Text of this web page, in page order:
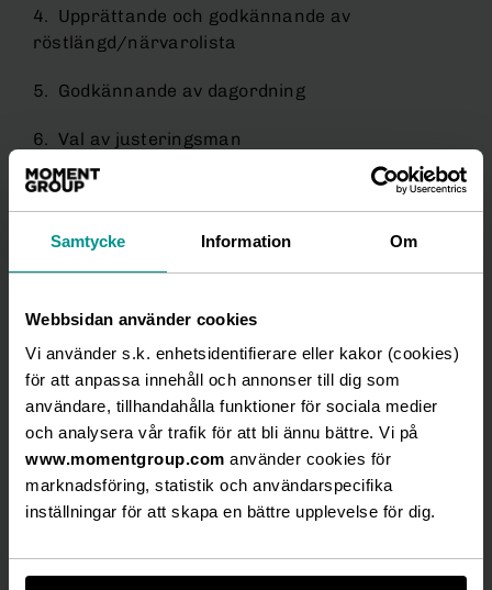
Samtycke Information Om
Webbsidan använder cookies
Vi använder s.k. enhetsidentifierare eller kakor (cookies)
för att anpassa innehåll och annonser till dig som
användare, tillhandahålla funktioner för sociala medier
och analysera vår trafik för att bli ännu bättre. Vi på
www.momentgroup.com använder cookies för
marknadsföring, statistik och användarspecifika
inställningar för att skapa en bättre upplevelse för dig.
4. Upprättande och godkännande av
röstlängd/närvarolista
5. Godkännande av dagordning
6. Val av justeringsman
7. Prövning av frågan om stämman
sammankallats i behörig ordning.
koncernresultaträkning samt
9. Beslut i frågor om:
a) fastställande av resultaträkningen,
balansräkningen, koncernresultaträkningen och
koncernbalansräkningen,
fastställda balansräkningen samt